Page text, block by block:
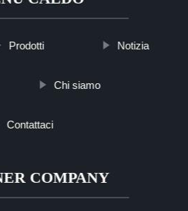
Prodotti Notizia
Chi siamo
Contattaci
COMPANY